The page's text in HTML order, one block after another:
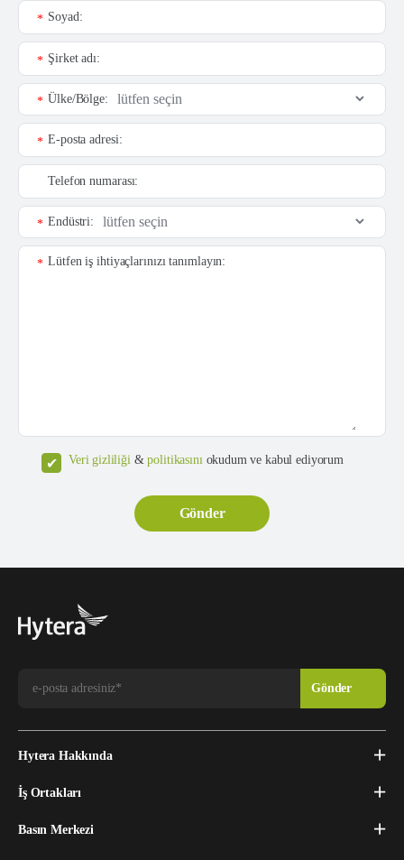
Soyad:
*
Şirket adı:
*
Ülke/Bölge:
*
E-posta adresi:
*
Telefon numarası:
Endüstri:
*
Lütfen iş ihtiyaçlarınızı tanımlayın:
*
Veri gizliliği&politikasınıokudum ve kabul ediyorum
Hytera Hakkında
İş Ortakları
Basın Merkezi